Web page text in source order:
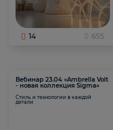
14 655
Вебинар 23.04 «Ambrella Volt
- новая коллекция Sigma»
Стиль и технологии в каждой
детали